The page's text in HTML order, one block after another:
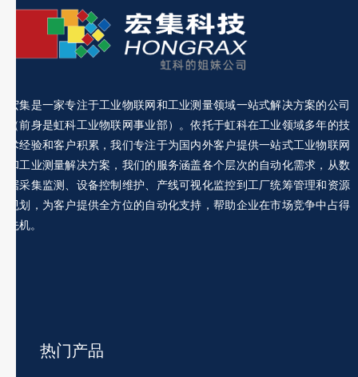
宏集是一家专注于工业物联网和工业测量领域一站式解决方案的公司
（前身是虹科工业物联网事业部）。依托于虹科在工业领域多年的技
术经验和客户积累，我们专注于为国内外客户提供一站式工业物联网
和工业测量解决方案，我们的服务涵盖各个层次的自动化需求，从数
据采集监测、设备控制维护、产线可视化监控到工厂统筹管理和资源
规划，为客户提供全方位的自动化支持，帮助企业在市场竞争中占得
先机。
热门产品